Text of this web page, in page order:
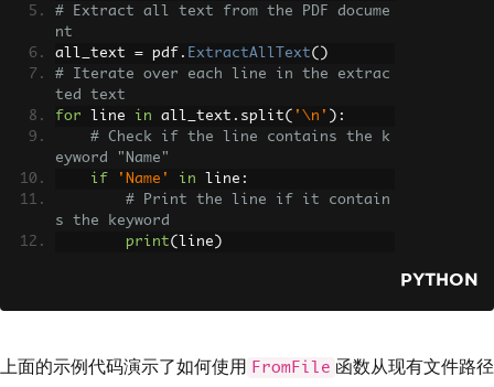
# Extract all text from the PDF docume
nt
all_text = pdf . ExtractAllText()
# Iterate over each line in the extrac
ted text
for line in all_text . split( '\n' ):
# Check if the line contains the k
eyword "Name"
if
'Name' in line :
# Print the line if it contain
s the keyword
print( line )
PYTHON
上面的示例代码演示了如何使用 FromFile 函数从现有文件路径